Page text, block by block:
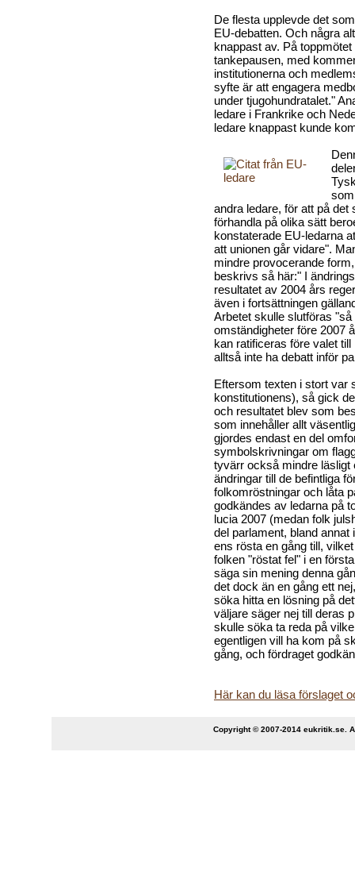
De flesta upplevde det
EU-debatten. Och några
knappast av. På
tankepausen, med
institutionerna och
syfte är att engagera
under tjugohundratalet."
ledare i Frankrike och
ledare knappast kunde
andra ledare, för att på
förhandla på olika sätt
konstaterade EU-ledarna
att unionen går vidare".
mindre provocerande
beskrivs så här:" I
resultatet av 2004 års
även i fortsättningen
Arbetet skulle slutföras
omständigheter före 2007
kan ratificeras före valet
alltså inte ha debatt inför
Eftersom texten i stort var
konstitutionens), så gick
och resultatet blev som
som innehåller allt
gjordes endast en del
symbolskrivningar om
tyvärr också mindre läsligt
ändringar till de befintliga
folkomröstningar och låta
godkändes av ledarna på
lucia 2007 (medan folk
del parlament, bland
ens rösta en gång till,
folken "röstat fel" i en
säga sin mening denna
det dock än en gång ett
söka hitta en lösning på
väljare säger nej till deras
skulle söka ta reda på
egentligen vill ha kom på
gång, och fördraget
Här kan du läsa förslaget
Copyright © 2007-2014 eukritik.se.